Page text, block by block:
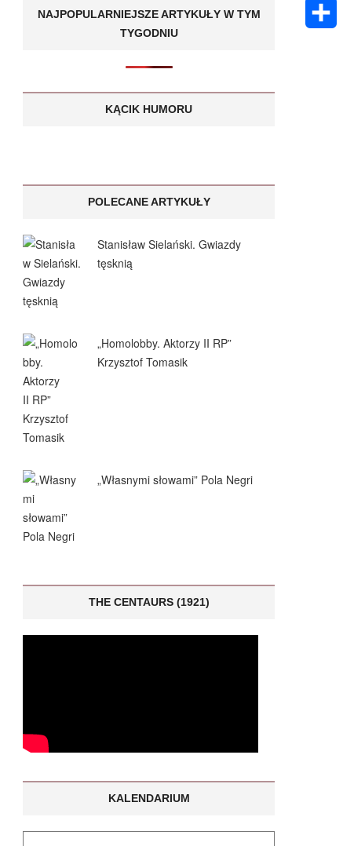
NAJPOPULARNIEJSZE ARTYKUŁY W TYM
TYGODNIU
KĄCIK HUMORU
POLECANE ARTYKUŁY
Stanisław Sielański. Gwiazdy
tęsknią
„Homolobby. Aktorzy II RP”
Krzysztof Tomasik
„Własnymi słowami” Pola Negri
THE CENTAURS (1921)
KALENDARIUM
A
s
a
E